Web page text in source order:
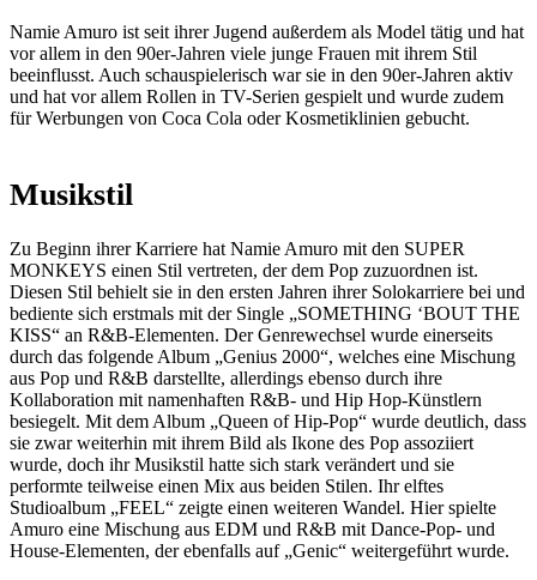
Namie Amuro ist seit ihrer Jugend außerdem als Model tätig und hat
vor allem in den 90er-Jahren viele junge Frauen mit ihrem Stil
beeinflusst. Auch schauspielerisch war sie in den 90er-Jahren aktiv
und hat vor allem Rollen in TV-Serien gespielt und wurde zudem
für Werbungen von Coca Cola oder Kosmetiklinien gebucht.
Musikstil
Zu Beginn ihrer Karriere hat Namie Amuro mit den SUPER
MONKEYS einen Stil vertreten, der dem Pop zuzuordnen ist.
Diesen Stil behielt sie in den ersten Jahren ihrer Solokarriere bei und
bediente sich erstmals mit der Single „SOMETHING ‘BOUT THE
KISS“ an R&B-Elementen. Der Genrewechsel wurde einerseits
durch das folgende Album „Genius 2000“, welches eine Mischung
aus Pop und R&B darstellte, allerdings ebenso durch ihre
Kollaboration mit namenhaften R&B- und Hip Hop-Künstlern
besiegelt. Mit dem Album „Queen of Hip-Pop“ wurde deutlich, dass
sie zwar weiterhin mit ihrem Bild als Ikone des Pop assoziiert
wurde, doch ihr Musikstil hatte sich stark verändert und sie
performte teilweise einen Mix aus beiden Stilen. Ihr elftes
Studioalbum „FEEL“ zeigte einen weiteren Wandel. Hier spielte
Amuro eine Mischung aus EDM und R&B mit Dance-Pop- und
House-Elementen, der ebenfalls auf „Genic“ weitergeführt wurde.